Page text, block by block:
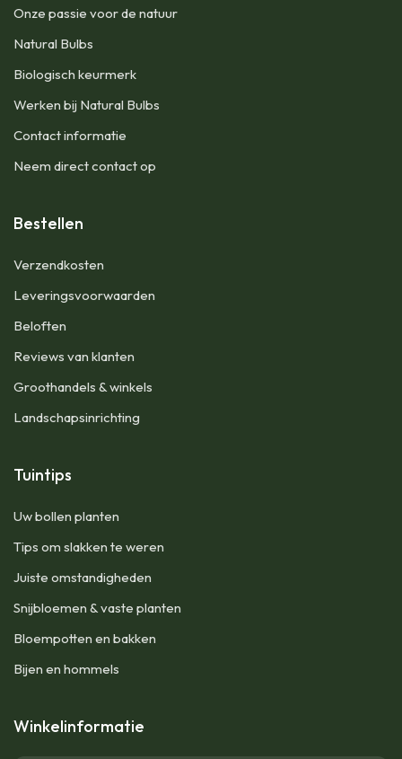
Onze passie voor de natuur
Natural Bulbs
Biologisch keurmerk
Werken bij Natural Bulbs
Contact informatie
Neem direct contact op
Bestellen
Verzendkosten
Leveringsvoorwaarden
Beloften
Reviews van klanten
Groothandels & winkels
Landschapsinrichting
Tuintips
Uw bollen planten
Tips om slakken te weren
Juiste omstandigheden
Snijbloemen & vaste planten
Bloempotten en bakken
Bijen en hommels
Winkelinformatie